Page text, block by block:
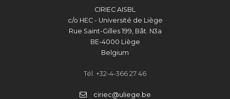
CIRIEC AISBL
c/o HEC - Université de Liège
Rue Saint-Gilles 199, Bât. N3a
BE-4000 Liège
Belgium
Tél. +32-4-366 27 46
ciriec@uliege.be